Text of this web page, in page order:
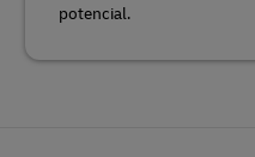
potencial.